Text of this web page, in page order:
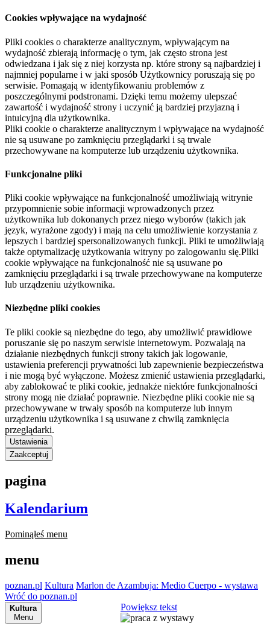
Cookies wpływające na wydajność
Pliki cookies o charakterze analitycznym, wpływającym na
wydajność zbierają informację o tym, jak często strona jest
odwiedzana i jak się z niej korzysta np. które strony są najbardziej i
najmniej popularne i w jaki sposób Użytkownicy poruszają się po
serwisie. Pomagają w identyfikowaniu problemów z
poszczególnymi podstronami. Dzięki temu możemy ulepszać
zawartość i wydajność strony i uczynić ją bardziej przyjazną i
intuicyjną dla użytkownika.
Pliki cookie o charakterze analitycznym i wpływające na wydajność
nie są usuwane po zamknięciu przeglądarki i są trwale
przechowywane na komputerze lub urządzeniu użytkownika.
Funkcjonalne pliki
Pliki cookie wpływające na funkcjonalność umożliwiają witrynie
przypomnienie sobie informacji wprowadzonych przez
użytkownika lub dokonanych przez niego wyborów (takich jak
język, wyrażone zgody) i mają na celu umożliwienie korzystania z
lepszych i bardziej spersonalizowanych funkcji. Pliki te umożliwiają
także optymalizację użytkowania witryny po zalogowaniu się.Pliki
cookie wpływające na funkcjonalność nie są usuwane po
zamknięciu przeglądarki i są trwale przechowywane na komputerze
lub urządzeniu użytkownika.
Niezbędne pliki cookies
Te pliki cookie są niezbędne do tego, aby umożliwić prawidłowe
poruszanie się po naszym serwisie internetowym. Pozwalają na
działanie niezbędnych funkcji strony takich jak logowanie,
ustawienia preferencji prywatności lub zapewnienie bezpieczeństwa
i nie mogą być wyłączone. Możesz zmienić ustawienia przeglądarki,
aby zablokować te pliki cookie, jednakże niektóre funkcjonalności
strony mogą nie działać poprawnie. Niezbędne pliki cookie nie są
przechowywane w trwały sposób na komputerze lub innym
urządzeniu użytkownika i są usuwane z chwilą zamknięcia
przeglądarki.
Ustawienia
Zaakceptuj
pagina
Kalendarium
Pominąłeś menu
menu
poznan.pl Kultura Marlon de Azambuja: Medio Cuerpo - wystawa
Wróć do poznan.pl
Kultura
Menu
Powiększ tekst